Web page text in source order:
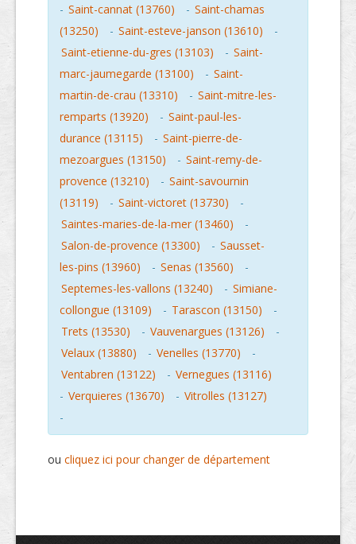
- Saint-cannat (13760) - Saint-chamas
(13250)
- Saint-esteve-janson (13610)
-
Saint-etienne-du-gres (13103)
- Saint-
marc-jaumegarde (13100)
- Saint-
martin-de-crau (13310)
- Saint-mitre-les-
remparts (13920)
- Saint-paul-les-
durance (13115)
- Saint-pierre-de-
mezoargues (13150)
- Saint-remy-de-
provence (13210)
- Saint-savournin
(13119)
- Saint-victoret (13730)
-
Saintes-maries-de-la-mer (13460)
-
Salon-de-provence (13300)
- Sausset-
les-pins (13960)
- Senas (13560)
-
Septemes-les-vallons (13240)
- Simiane-
collongue (13109)
- Tarascon (13150)
-
Trets (13530)
- Vauvenargues (13126)
-
Velaux (13880)
- Venelles (13770)
-
Ventabren (13122)
- Vernegues (13116)
- Verquieres (13670) - Vitrolles (13127)
-
ou cliquez ici pour changer de département